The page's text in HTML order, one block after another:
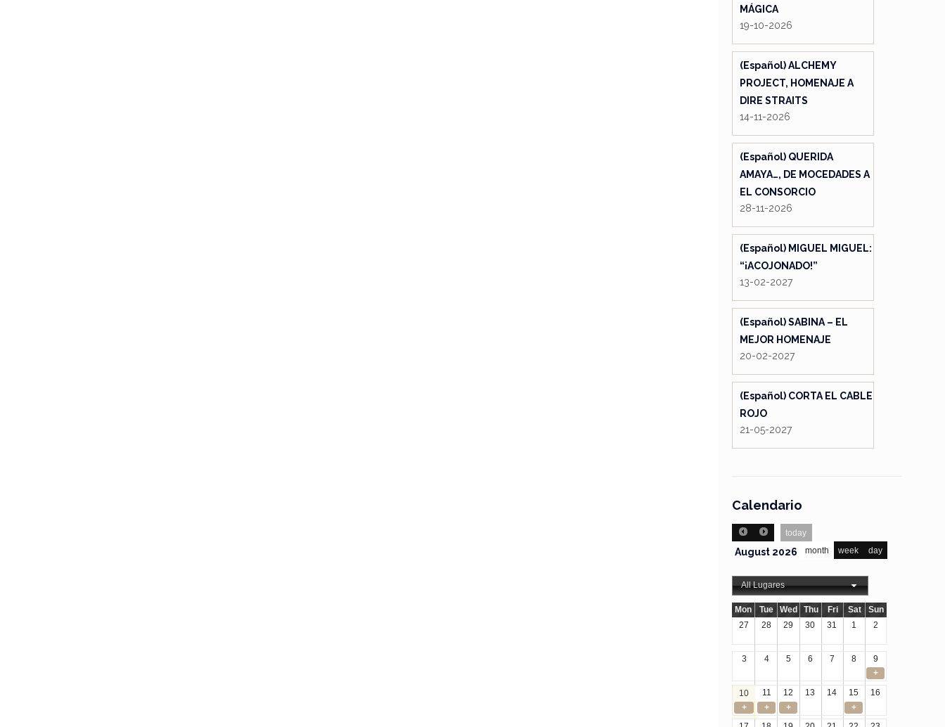
MÁGICA
19-10-2026
(Español) ALCHEMY
PROJECT, HOMENAJE A
DIRE STRAITS
14-11-2026
(Español) QUERIDA
AMAYA…, DE MOCEDADES A
EL CONSORCIO
28-11-2026
(Español) MIGUEL MIGUEL:
“¡ACOJONADO!”
13-02-2027
(Español) SABINA – EL
MEJOR HOMENAJE
20-02-2027
(Español) CORTA EL CABLE
ROJO
21-05-2027
Calendario
today
month
week day
August 2026
All Lugares
Mon Tue Wed Thu Fri Sat
Sun
27
28 29 30 31 1 2
3 4 5 6 7 8
9
+
10 11 12 13 14 15
16
+
+ +
+